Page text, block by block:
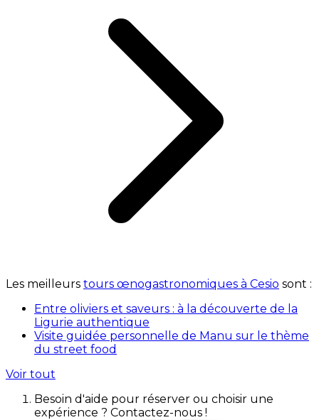
Les meilleurs tours œnogastronomiques à Cesio sont :
Entre oliviers et saveurs : à la découverte de la
Ligurie authentique
Visite guidée personnelle de Manu sur le thème
du street food
Voir tout
Besoin d'aide pour réserver ou choisir une
expérience ? Contactez-nous !